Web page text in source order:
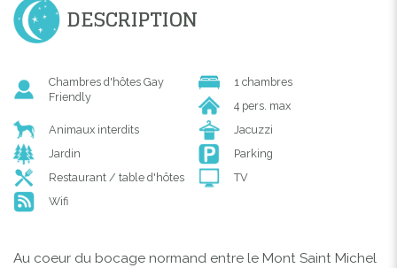
DESCRIPTION
Chambres d'hôtes Gay
Friendly
1 chambres
4 pers. max
Animaux interdits
Jacuzzi
Jardin
Parking
Restaurant / table d'hôtes
TV
Wifi
Au coeur du bocage normand entre le Mont Saint Michel